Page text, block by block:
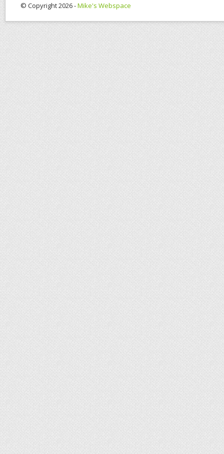
© Copyright 2026 -Mike's Webspace